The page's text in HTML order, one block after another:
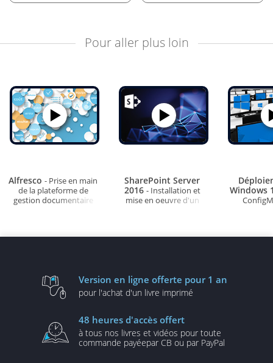
Pour aller plus loin
Alfresco - Prise en main
de la plateforme de
gestion documentaire
SharePoint Server
2016 - Installation et
mise en oeuvre d'un
Windows
Version en ligne offerte pour 1 an
pour l'achat d'un livre imprimé
48 heures d'accès offert
à tous nos livres et vidéos pour toute
commande payéepar CB ou par PayPal